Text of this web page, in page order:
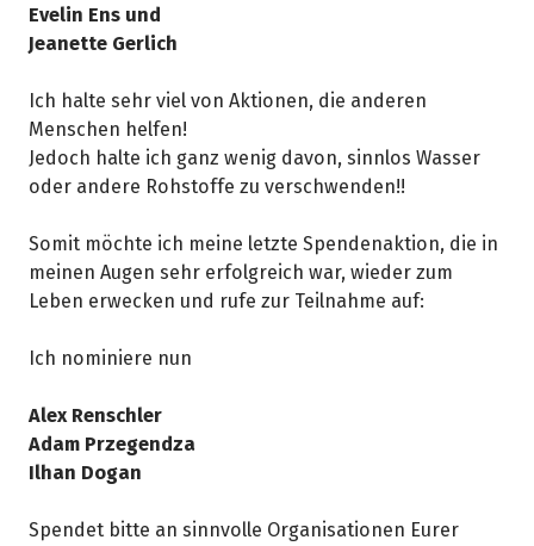
Evelin Ens und
Jeanette Gerlich
Ich halte sehr viel von Aktionen, die anderen
Menschen helfen!
Jedoch halte ich ganz wenig davon, sinnlos Wasser
oder andere Rohstoffe zu verschwenden!!
Somit möchte ich meine letzte Spendenaktion, die in
meinen Augen sehr erfolgreich war, wieder zum
Leben erwecken und rufe zur Teilnahme auf:
Ich nominiere nun
Alex Renschler
Adam Przegendza
Ilhan Dogan
Spendet bitte an sinnvolle Organisationen Eurer